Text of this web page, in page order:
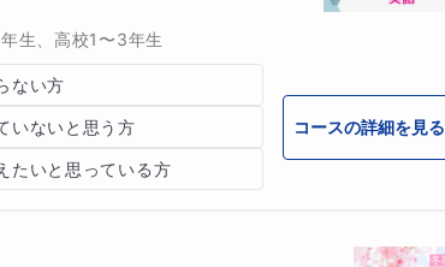
生、高校1〜3年生
ない方
いないと思う方
たいと思っている方
コースの詳細を見る